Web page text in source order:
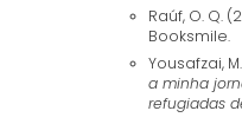
Raúf, O. Q.
Booksmile.
Yousafzai,
a minha
refugiadas